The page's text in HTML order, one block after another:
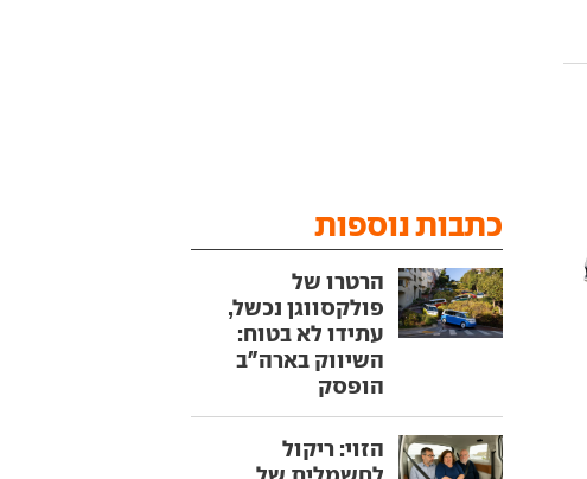
כתבות נוספות
הרטרו של
פולקסווגן נכשל,
עתידו לא בטוח:
השיווק בארה"ב
הופסק
הזוי: ריקול